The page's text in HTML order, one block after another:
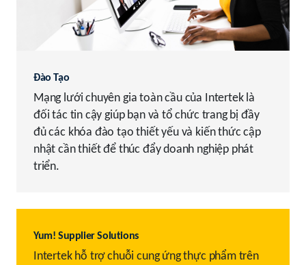
Đào Tạo
Mạng lưới chuyên gia toàn cầu của Intertek là
đối tác tin cậy giúp bạn và tổ chức trang bị đầy
đủ các khóa đào tạo thiết yếu và kiến thức cập
nhật cần thiết để thúc đẩy doanh nghiệp phát
triển.
Yum! Supplier Solutions
Intertek hỗ trợ chuỗi cung ứng thực phẩm trên